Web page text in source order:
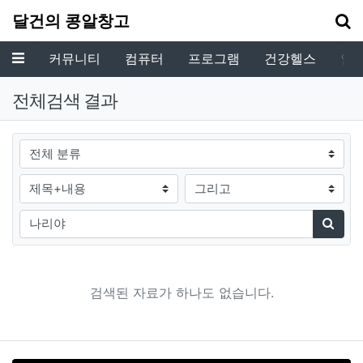
달건의 콩알창고
메뉴 커뮤니티 컴퓨터 프로그램 건강헬스 인
전체검색 결과
그룹
검색조건 검색방법
검색어
검색
검색된 자료가 하나도 없습니다.